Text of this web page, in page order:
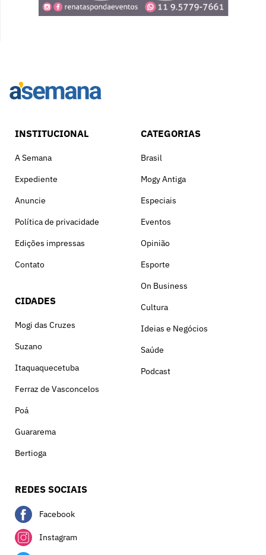
INSTITUCIONAL
A Semana
Expediente
Anuncie
Política de privacidade
Edições impressas
Contato
CIDADES
Mogi das Cruzes
Suzano
Itaquaquecetuba
Ferraz de Vasconcelos
Poá
Guararema
Bertioga
CATEGORIAS
Brasil
Mogy Antiga
Especiais
Eventos
Opinião
Esporte
On Business
Cultura
Ideias e Negócios
Saúde
Podcast
REDES SOCIAIS
Facebook
Instagram